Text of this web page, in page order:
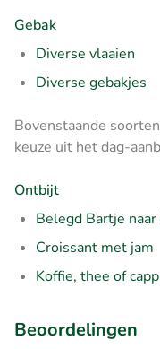
Gebak
Diverse vlaaien
Diverse gebakjes
Bovenstaande
keuze uit het dag-
Ontbijt
Belegd Bartje naar
Croissant met jam
Koffie, thee of
Beoordelingen